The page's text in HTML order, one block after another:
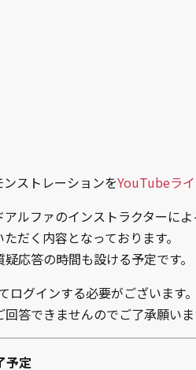
ストレーションをYouTubeラ
ルファのインストラクターによ
だく内容となっております。
応答の時間も設ける予定です。
グインする必要がございます。
答できませんのでご了承願いま
予定